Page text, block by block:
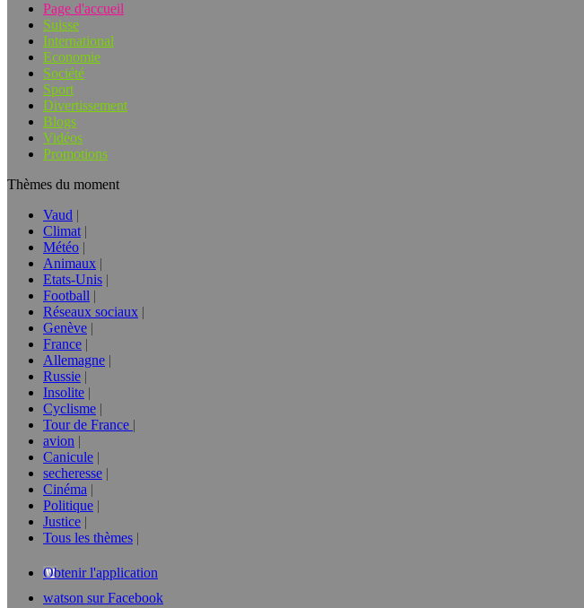
Page d'accueil
Suisse
International
Economie
Société
Sport
Divertissement
Blogs
Vidéos
Promotions
Thèmes du moment
Vaud
Climat
Météo
Animaux
Etats-Unis
Football
Réseaux sociaux
Genève
France
Allemagne
Russie
Insolite
Cyclisme
Tour de France
avion
Canicule
secheresse
Cinéma
Politique
Justice
Tous les thèmes
Obtenir l'application
watson sur Facebook